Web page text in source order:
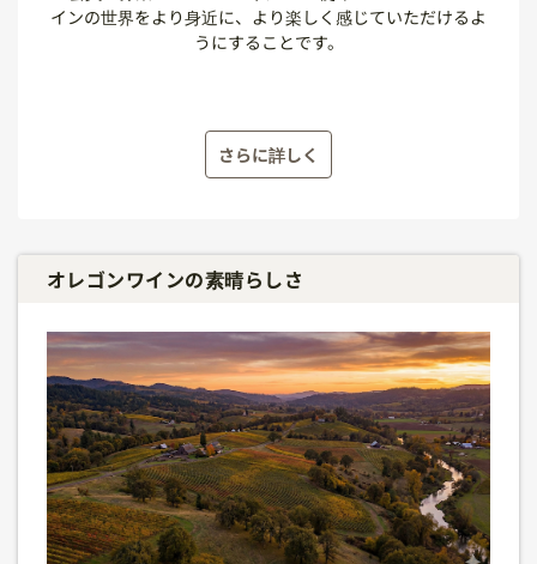
インの世界をより身近に、より楽しく感じていただけるよ
うにすることです。
さらに詳しく
オレゴンワインの素晴らしさ